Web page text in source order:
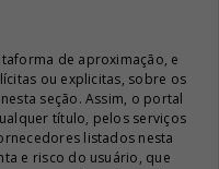
de aproximação, e
ou explicitas, sobre os
seção. Assim, o portal
título, pelos serviços
listados nesta
e risco do usuário, que